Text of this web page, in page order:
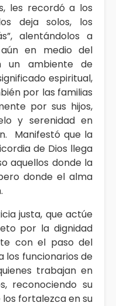
les recordó a los
deja solos, los
alentándolos a
en medio del
un ambiente de
espiritual,
por las familias
por sus hijos,
y serenidad en
Manifestó que la
de Dios llega
aquellos donde la
donde el alma
justa, que actúe
por la dignidad
con el paso del
los funcionarios de
trabajan en
reconociendo su
los fortalezca en su